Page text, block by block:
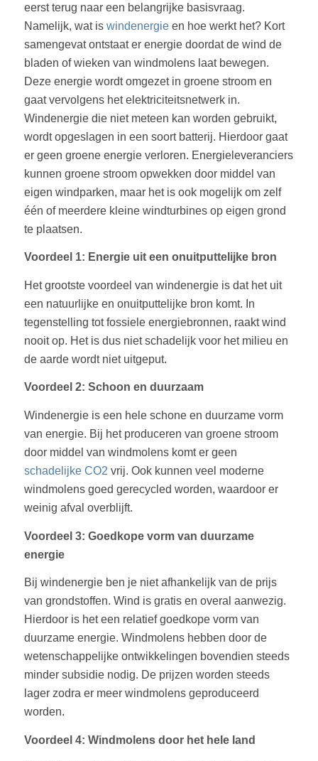
eerst terug naar een belangrijke basisvraag.
Namelijk, wat is windenergieen hoe werkt het? Kort
samengevat ontstaat er energie doordat de wind de
bladen of wieken van windmolens laat bewegen.
Deze energie wordt omgezet in groene stroom en
gaat vervolgens het elektriciteitsnetwerk in.
Windenergie die niet meteen kan worden gebruikt,
wordt opgeslagen in een soort batterij. Hierdoor gaat
er geen groene energie verloren. Energieleveranciers
kunnen groene stroom opwekken door middel van
eigen windparken, maar het is ook mogelijk om zelf
één of meerdere kleine windturbines op eigen grond
te plaatsen.
Voordeel 1: Energie uit een onuitputtelijke bron
Het grootste voordeel van windenergie is dat het uit
een natuurlijke en onuitputtelijke bron komt. In
tegenstelling tot fossiele energiebronnen, raakt wind
nooit op. Het is dus niet schadelijk voor het milieu en
de aarde wordt niet uitgeput.
Voordeel 2: Schoon en duurzaam
Windenergie is een hele schone en duurzame vorm
van energie. Bij het produceren van groene stroom
door middel van windmolens komt er geen
schadelijke CO2 vrij. Ook kunnen veel moderne
windmolens goed gerecycled worden, waardoor er
weinig afval overblijft.
Voordeel 3: Goedkope vorm van duurzame
energie
Bij windenergie ben je niet afhankelijk van de prijs
van grondstoffen. Wind is gratis en overal aanwezig.
Hierdoor is het een relatief goedkope vorm van
duurzame energie. Windmolens hebben door de
wetenschappelijke ontwikkelingen bovendien steeds
minder subsidie nodig. De prijzen worden steeds
lager zodra er meer windmolens geproduceerd
worden.
Voordeel 4: Windmolens door het hele land